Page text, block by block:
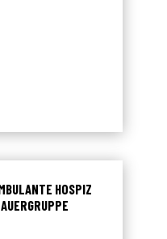
HOSPIZ